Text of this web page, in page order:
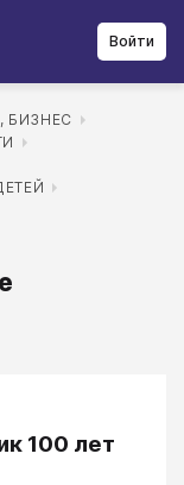
Войти
БИЗНЕС
100 лет